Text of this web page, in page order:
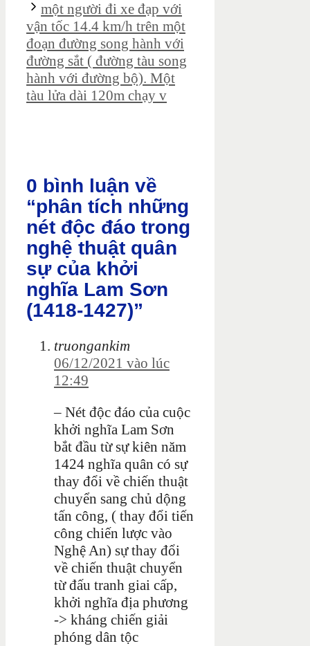
một người đi xe đạp với
vận tốc 14.4 km/h trên một
đoạn đường song hành với
đường sắt ( đường tàu song
hành với đường bộ). Một
tàu lửa dài 120m chạy v
0 bình luận về
“phân tích những
nét độc đáo trong
nghệ thuật quân
sự của khởi
nghĩa Lam Sơn
(1418-1427)”
truongankim
06/12/2021 vào lúc
12:49
– Nét độc đáo của cuộc
khởi nghĩa Lam Sơn
bắt đầu từ sự kiên năm
1424 nghĩa quân có sự
thay đổi về chiến thuật
chuyển sang chủ dộng
tấn công, ( thay đổi tiến
công chiến lược vào
Nghệ An) sự thay đổi
về chiến thuật chuyển
từ đấu tranh giai cấp,
khởi nghĩa địa phương
-> kháng chiến giải
phóng dân tộc